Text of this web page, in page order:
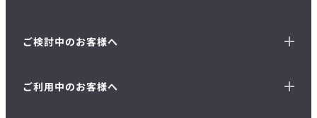
ご検討中のお客様へ
ご利用中のお客様へ